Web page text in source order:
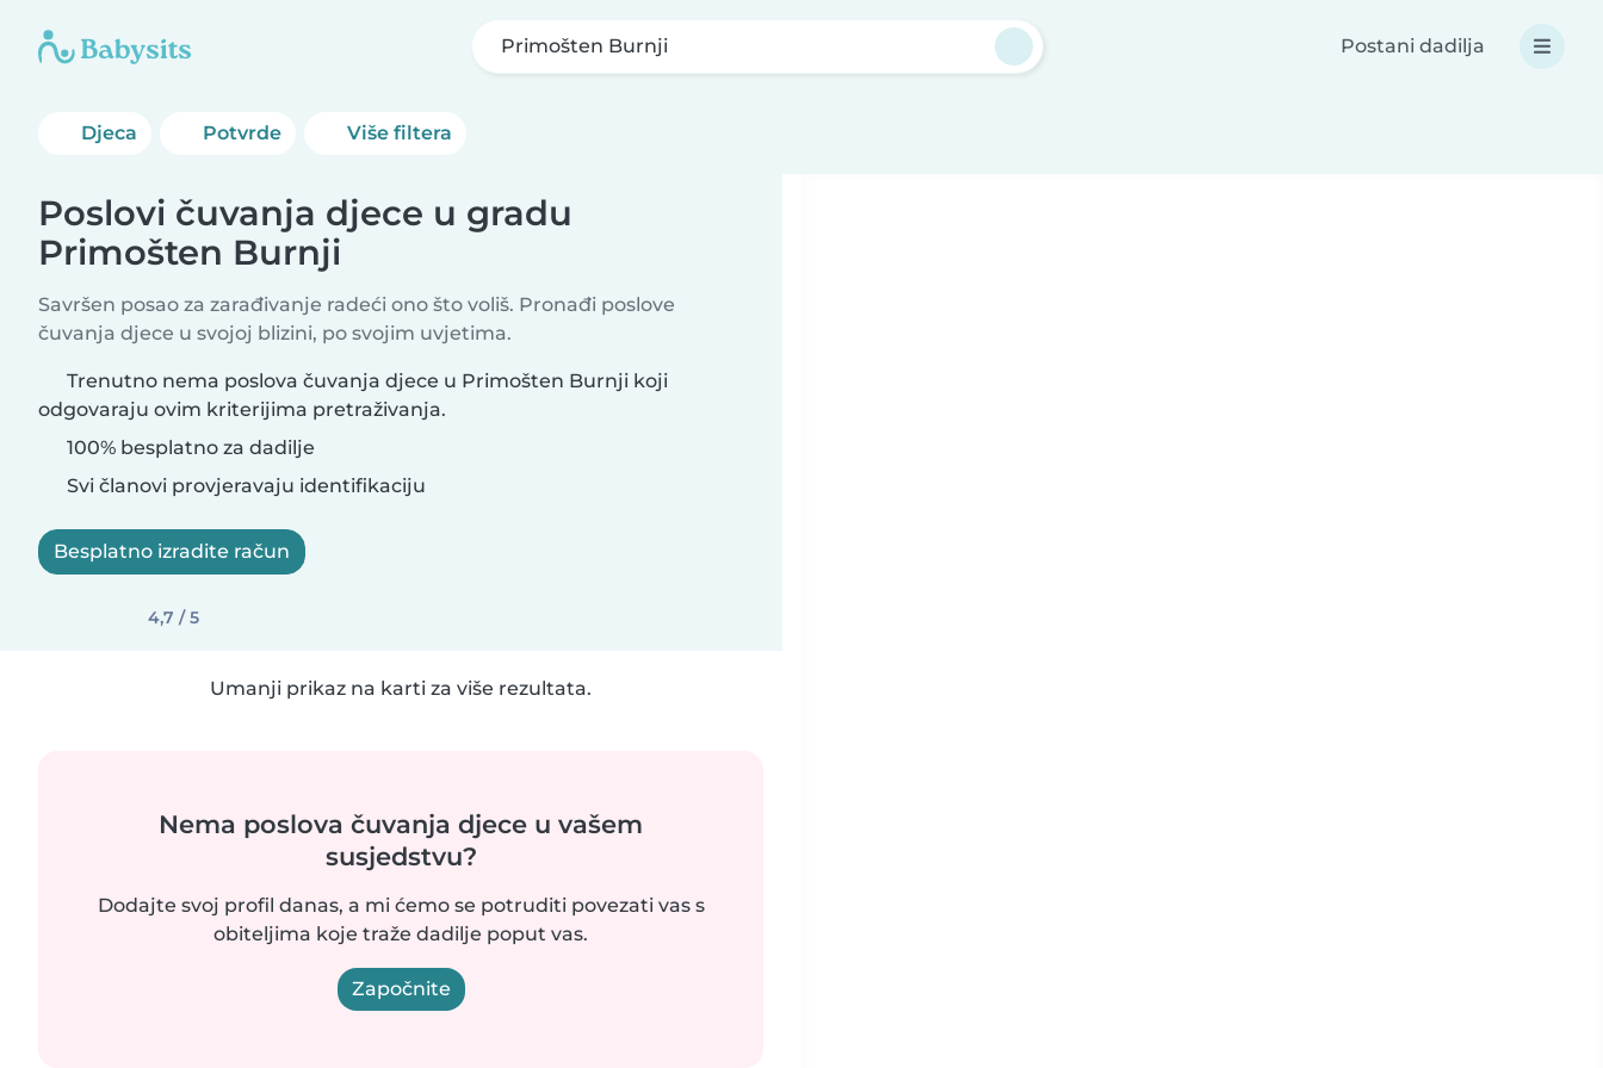
Primošten Burnji Postani dadilja
Djeca Potvrde Više filtera
Poslovi čuvanja djece u gradu
Primošten Burnji
Savršen posao za zarađivanje radeći ono što voliš. Pronađi poslove
čuvanja djece u svojoj blizini, po svojim uvjetima.
Trenutno nema poslova čuvanja djece u Primošten Burnji koji
odgovaraju ovim kriterijima pretraživanja.
100% besplatno za dadilje
Svi članovi provjeravaju identifikaciju
Besplatno izradite račun
4,7 / 5
Umanji prikaz na karti za više rezultata.
Nema poslova čuvanja djece u vašem
susjedstvu?
Dodajte svoj profil danas, a mi ćemo se potruditi povezati vas s
obiteljima koje traže dadilje poput vas.
Započnite